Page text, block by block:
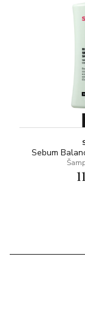
peroksida i
Sebum